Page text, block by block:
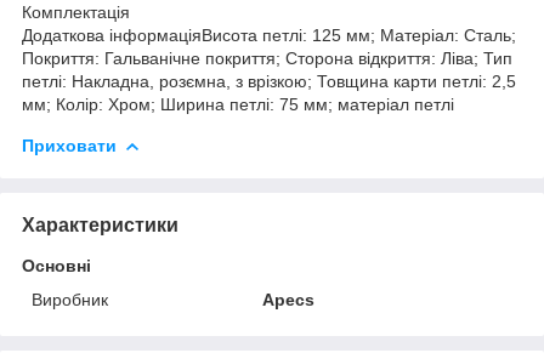
Комплектація
Додаткова інформаціяВисота петлі: 125 мм; Матеріал: Сталь;
Покриття: Гальванічне покриття; Сторона відкриття: Ліва; Тип
петлі: Накладна, розємна, з врізкою; Товщина карти петлі: 2,5
мм; Колір: Хром; Ширина петлі: 75 мм; матеріал петлі
Приховати
Характеристики
Основні
Виробник
Apecs